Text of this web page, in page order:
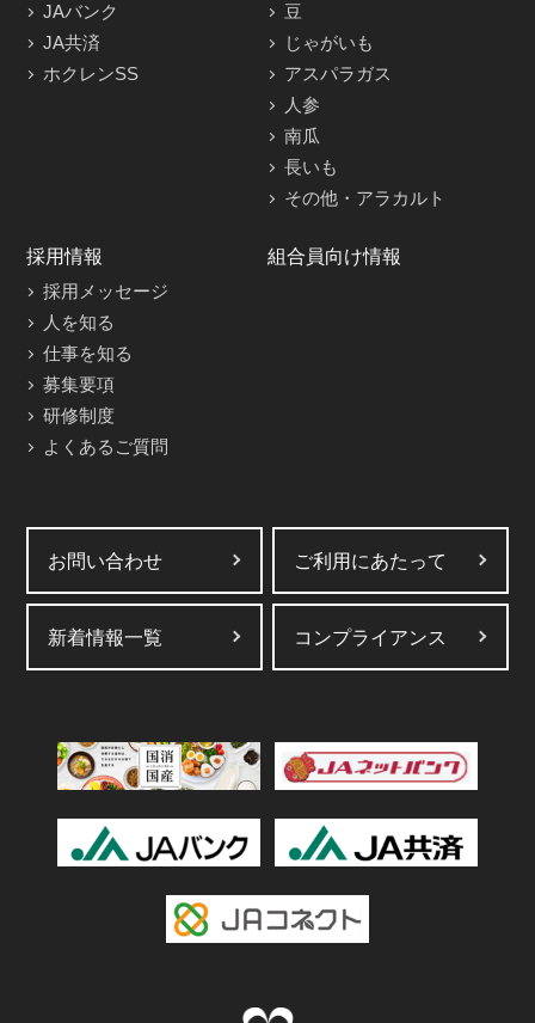
JAバンク
JA共済
ホクレンSS
豆
じゃがいも
アスパラガス
人参
南瓜
長いも
その他・アラカルト
採用情報
採用メッセージ
人を知る
仕事を知る
募集要項
研修制度
よくあるご質問
組合員向け情報
お問い合わせ ご利用にあたって
新着情報一覧 コンプライアンス